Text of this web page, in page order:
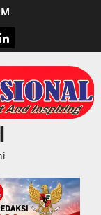
LinkedIn